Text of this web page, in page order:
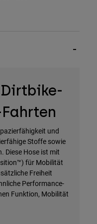
und
Stoffe sowie
Diese Hose ist mit
für Mobilität
Freiheit
Performance-
Funktion, Mobilität